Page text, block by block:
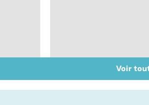
Automutilation :
ados en souffrance
Voir